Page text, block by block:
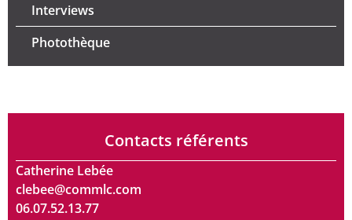
Interviews
Photothèque
Contacts référents
Catherine Lebée
clebee@commlc.com
06.07.52.13.77